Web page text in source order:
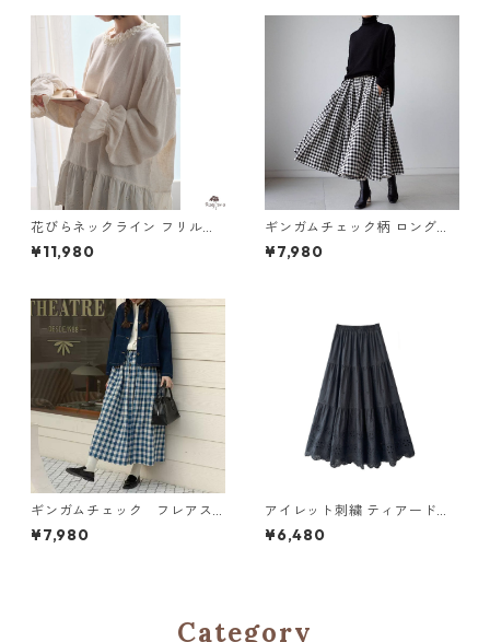
花びらネックライン フリルブ
ラウス M 250412
¥11,980
ギンガムチェック柄 ロングス
カート M 250370
¥7,980
ギンガムチェック フレアス
カート N SK075
¥7,980
アイレット刺繍 ティアードロ
ングスカート6col H 260119
¥6,480
Category